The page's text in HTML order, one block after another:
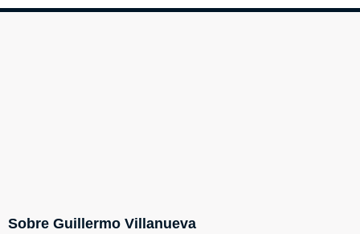
Sobre Guillermo Villanueva